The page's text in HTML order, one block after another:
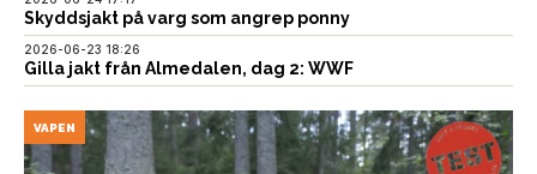
Skyddsjakt på varg som angrep ponny
2026-06-23 18:26
Gilla jakt från Almedalen, dag 2: WWF
VAPEN